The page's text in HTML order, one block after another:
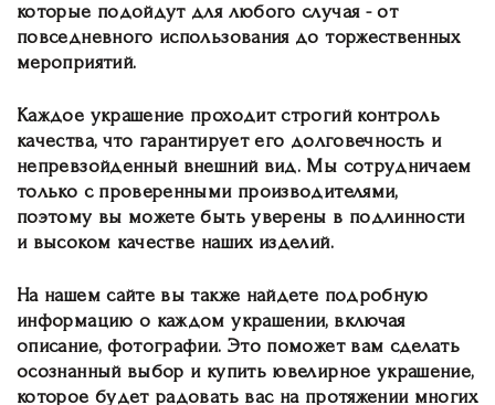
которые подойдут для любого случая - от
повседневного использования до торжественных
мероприятий.
Каждое украшение проходит строгий контроль
качества, что гарантирует его долговечность и
непревзойденный внешний вид. Мы сотрудничаем
только с проверенными производителями,
поэтому вы можете быть уверены в подлинности
и высоком качестве наших изделий.
На нашем сайте вы также найдете подробную
информацию о каждом украшении, включая
описание, фотографии. Это поможет вам сделать
осознанный выбор и купить ювелирное украшение,
которое будет радовать вас на протяжении многих